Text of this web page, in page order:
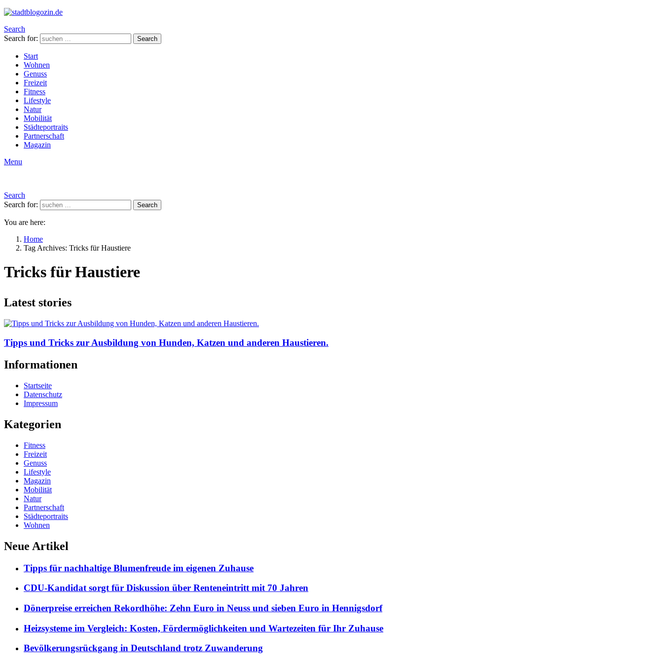
Search
Search for:
Search
Start
Wohnen
Genuss
Freizeit
Fitness
Lifestyle
Natur
Mobilität
Städteportraits
Partnerschaft
Magazin
Menu
Search
Search for:
Search
You are here:
Home
Tag Archives: Tricks für Haustiere
Tricks für Haustiere
Latest stories
Tipps und Tricks zur Ausbildung von Hunden, Katzen und anderen Haustieren.
Informationen
Startseite
Datenschutz
Impressum
Kategorien
Fitness
Freizeit
Genuss
Lifestyle
Magazin
Mobilität
Natur
Partnerschaft
Städteportraits
Wohnen
Neue Artikel
Tipps für nachhaltige Blumenfreude im eigenen Zuhause
CDU-Kandidat sorgt für Diskussion über Renteneintritt mit 70 Jahren
Dönerpreise erreichen Rekordhöhe: Zehn Euro in Neuss und sieben Euro in Hennigsdorf
Heizsysteme im Vergleich: Kosten, Fördermöglichkeiten und Wartezeiten für Ihr Zuhause
Bevölkerungsrückgang in Deutschland trotz Zuwanderung